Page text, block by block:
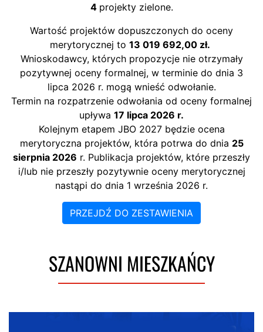
4 projekty zielone.
Wartość projektów dopuszczonych do oceny
merytorycznej to 13 019 692,00 zł.
Wnioskodawcy, których propozycje nie otrzymały
pozytywnej oceny formalnej, w terminie do dnia 3
lipca 2026 r. mogą wnieść odwołanie.
Termin na rozpatrzenie odwołania od oceny formalnej
upływa 17 lipca 2026 r.
Kolejnym etapem JBO 2027 będzie ocena
merytoryczna projektów, która potrwa do dnia 25
sierpnia 2026 r. Publikacja projektów, które przeszły
i/lub nie przeszły pozytywnie oceny merytorycznej
nastąpi do dnia 1 września 2026 r.
PRZEJDŹ DO ZESTAWIENIA
SZANOWNI MIESZKAŃCY